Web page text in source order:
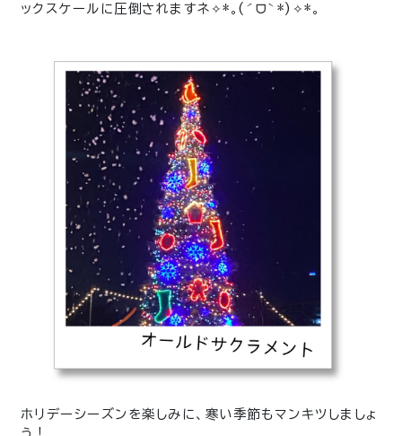
ックスケールに圧倒されますネ ✧* ｡ ( ˊ ᗜ ˋ *) ✧* ｡
ホリデーシーズンを楽しみに、寒い季節もマンキツしましょ
う！